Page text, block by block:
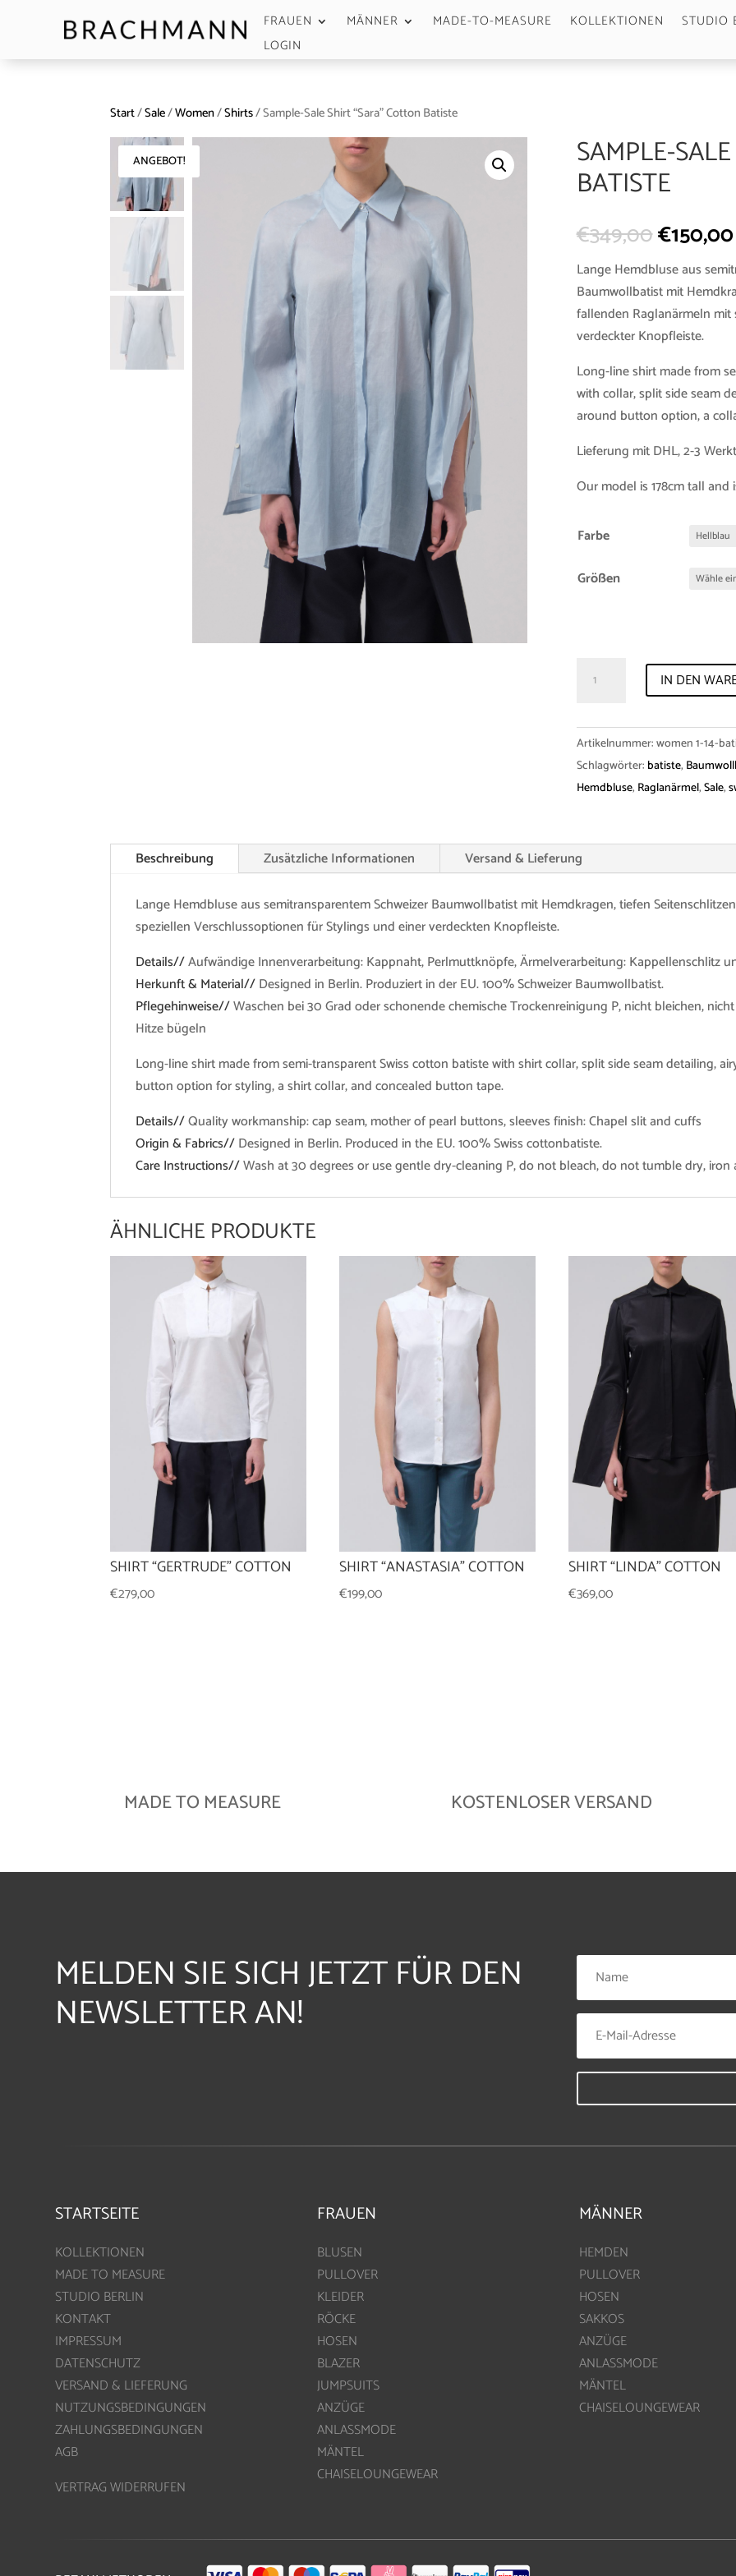
FRAUEN MÄNNER MADE-TO-MEASURE KOLLEKTIONEN
STUDIO
LOGIN
Start/Sale/Women/Shirts/ Sample-Sale Shirt “Sara” Cotton Batiste
ANGEBOT! SAMPLE-
BATISTE
€349,00€150,00
Lange Hemdbluse aus
Baumwollbatist mit
fallenden Raglanärmeln
verdeckter Knopfleiste.
Long-line shirt made from
with collar, split side seam
around button option, a
Lieferung mit DHL, 2-3
Our model is 178cm tall and
Farbe
Größen
Sale
"Sara"
Cotton
Batiste
IN DEN
Artikelnummer:women 1-14-
Schlagwörter: batiste,
Hemdbluse, Raglanärmel,Sale,
Beschreibung Zusätzliche Informationen Versand & Lieferung
Lange Hemdbluse aus semitransparentem Schweizer Baumwollbatist mit Hemdkragen, tiefen
speziellen Verschlussoptionen für Stylings und einer verdeckten Knopfleiste.
Details//Aufwändige Innenverarbeitung: Kappnaht, Perlmuttknöpfe, Ärmelverarbeitung: Kappellenschlitz
Herkunft & Material//Designed in Berlin. Produziert in der EU. 100% Schweizer Baumwollbatist.
Pflegehinweise//Waschen bei 30 Grad oder schonende chemische Trockenreinigung P, nicht bleichen,
Hitze bügeln
Long-line shirt made from semi-transparent Swiss cotton batiste with shirt collar, split side seam detailing,
button option for styling, a shirt collar, and concealed button tape.
Details//Quality workmanship: cap seam, mother of pearl buttons, sleeves finish: Chapel slit and cuffs
Origin & Fabrics//Designed in Berlin. Produced in the EU. 100% Swiss cottonbatiste.
Care Instructions//Wash at 30 degrees or use gentle dry-cleaning P, do not bleach, do not tumble dry,
ÄHNLICHE PRODUKTE
SHIRT “GERTRUDE” COTTON
€279,00
SHIRT “ANASTASIA” COTTON
€199,00
SHIRT “LINDA” COTTON
€369,00
MADE TO MEASURE KOSTENLOSER VERSAND
MELDEN SIE SICH JETZT FÜR DEN
NEWSLETTER AN!
STARTSEITE
KOLLEKTIONEN
MADE TO MEASURE
STUDIO BERLIN
KONTAKT
IMPRESSUM
DATENSCHUTZ
VERSAND & LIEFERUNG
NUTZUNGSBEDINGUNGEN
ZAHLUNGSBEDINGUNGEN
AGB
VERTRAG WIDERRUFEN
FRAUEN
BLUSEN
PULLOVER
KLEIDER
RÖCKE
HOSEN
BLAZER
JUMPSUITS
ANZÜGE
ANLASSMODE
MÄNTEL
CHAISELOUNGEWEAR
MÄNNER
HEMDEN
PULLOVER
HOSEN
SAKKOS
ANZÜGE
ANLASSMODE
MÄNTEL
CHAISELOUNGEWEAR